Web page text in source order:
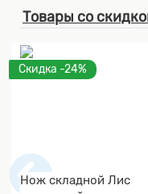
Товары со
Скидка -24%
Нож складной Лис